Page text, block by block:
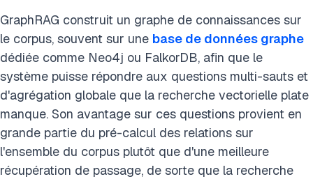
GraphRAG construit un graphe de connaissances sur
le corpus, souvent sur une base de données graphe
dédiée comme Neo4j ou FalkorDB, afin que le
système puisse répondre aux questions multi-sauts et
d'agrégation globale que la recherche vectorielle plate
manque. Son avantage sur ces questions provient en
grande partie du pré-calcul des relations sur
l'ensemble du corpus plutôt que d'une meilleure
récupération de passage, de sorte que la recherche